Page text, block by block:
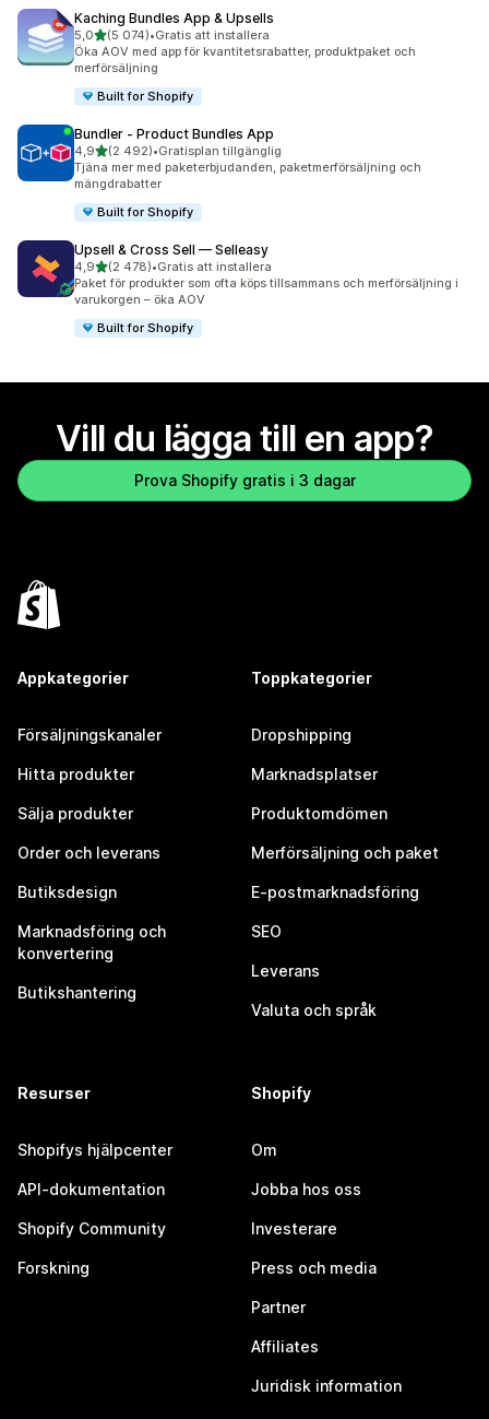
Kaching Bundles App & Upsells
5,0av 5 stjärnor
(5 074)
5074 recensioner totalt
•Gratis att installera
Öka AOV med app för kvantitetsrabatter, produktpaket och
merförsäljning
Built for Shopify
Bundler ‑ Product Bundles App
4,9av 5 stjärnor
(2 492)
2492 recensioner totalt
•Gratisplan tillgänglig
Tjäna mer med paketerbjudanden, paketmerförsäljning och
mängdrabatter
Built for Shopify
Upsell & Cross Sell — Selleasy
4,9av 5 stjärnor
(2 478)
2478 recensioner totalt
•Gratis att installera
Paket för produkter som ofta köps tillsammans och merförsäljning i
varukorgen – öka AOV
Built for Shopify
Vill du lägga till en app?
Prova Shopify gratis i 3 dagar
Appkategorier
Försäljningskanaler
Hitta produkter
Sälja produkter
Order och leverans
Butiksdesign
Marknadsföring och
konvertering
Butikshantering
Toppkategorier
Dropshipping
Marknadsplatser
Produktomdömen
Merförsäljning och paket
E-postmarknadsföring
SEO
Leverans
Valuta och språk
Resurser
Shopifys hjälpcenter
API-dokumentation
Shopify Community
Forskning
Shopify
Om
Jobba hos oss
Investerare
Press och media
Partner
Affiliates
Juridisk information